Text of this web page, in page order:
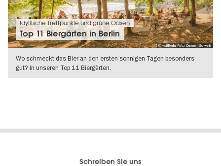
© visitBerlin, Foto: Dagmar Schwelle
Idyllische Treffpunkte und grüne Oasen
Top 11 Biergärten in Berlin
Wo schmeckt das Bier an den ersten sonnigen Tagen besonders
gut? In unseren Top 11 Biergärten.
Schreiben Sie uns